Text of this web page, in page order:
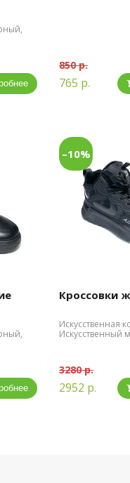
850 р.
765 р.
–10%
Кроссовки
Искусственная
Искусственный
3280 р.
2952 р.